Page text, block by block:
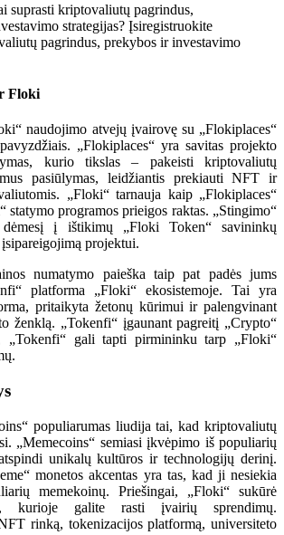
suprasti kriptovaliutų pagrindus,
strategijas? Įsiregistruokite
pagrindus, prekybos ir investavimo
Floki
naudojimo atvejų įvairovę su „Flokiplaces“
„Flokiplaces“ yra savitas projekto
kurio tikslas – pakeisti kriptovaliutų
pasiūlymas, leidžiantis prekiauti NFT ir
„Floki“ tarnauja kaip „Flokiplaces“
statymo programos prieigos raktas. „Stingimo“
dėmesį į ištikimų „Floki Token“ savininkų
projektui.
numatymo paieška taip pat padės jums
platforma „Floki“ ekosistemoje. Tai yra
pritaikyta žetonų kūrimui ir palengvinant
ženklą. „Tokenfi“ įgaunant pagreitį „Crypto“
„Tokenfi“ gali tapti pirmininku tarp „Floki“
populiarumas liudija tai, kad kriptovaliutų
„Memecoins“ semiasi įkvėpimo iš populiarių
unikalų kultūros ir technologijų derinį.
monetos akcentas yra tas, kad ji nesiekia
memekoinų. Priešingai, „Floki“ sukūrė
kurioje galite rasti įvairių sprendimų.
rinką, tokenizacijos platformą, universiteto